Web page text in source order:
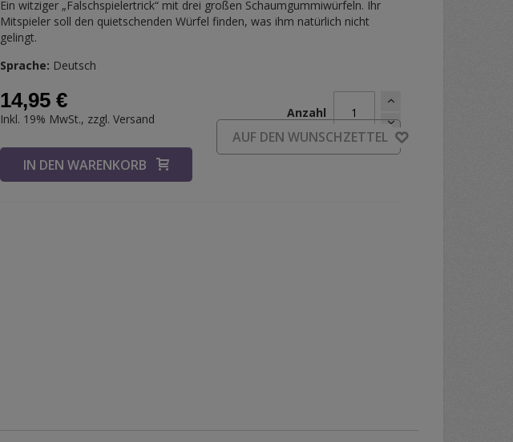
Ein witziger „Falschspielertrick“ mit drei großen Schaumgummiwürfeln. Ihr
Mitspieler soll den quietschenden Würfel finden, was ihm natürlich nicht
gelingt.
Sprache: Deutsch
14,95 €
Inkl. 19% MwSt., zzgl.Versand Anzahl
IN DEN WARENKORB
AUF DEN WUNSCHZETTEL